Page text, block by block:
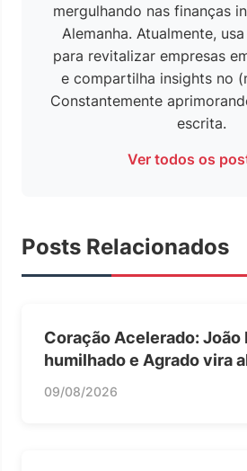
mergulhando nas finanças
Alemanha. Atualmente,
para revitalizar empresas
e compartilha insights no
Constantemente
escrita.
Ver todos os
Posts Relacionados
Coração Acelerado: João
humilhado e Agrado vira
09/08/2026